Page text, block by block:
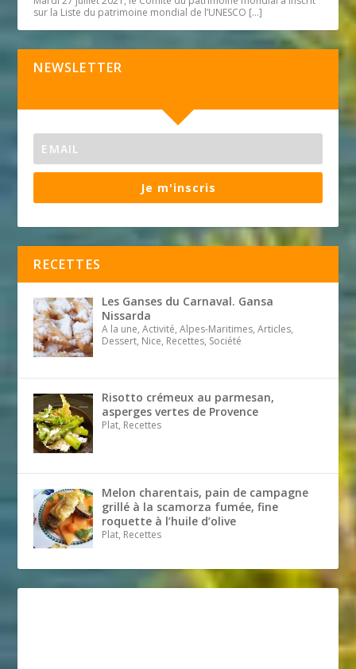
sur la Liste du patrimoine mondial de l’UNESCO […]
NEWSLETTER
Je m'inscris
RECETTES
Les Ganses du Carnaval. Gansa
Nissarda
A la une, Activité, Alpes-Maritimes, Articles,
Dessert, Nice, Recettes, Société
Risotto crémeux au parmesan,
asperges vertes de Provence
Plat, Recettes
Melon charentais, pain de campagne
grillé à la scamorza fumée, fine
roquette à l’huile d’olive
Plat, Recettes